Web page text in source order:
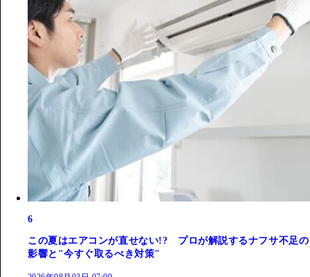
6
この夏はエアコンが直せない!? プロが解説するナフサ不足の
影響と"今すぐ取るべき対策"